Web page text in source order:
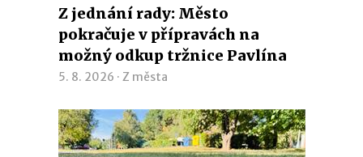
Z jednání rady: Město
pokračuje v přípravách na
možný odkup tržnice Pavlína
5. 8. 2026 · Z města